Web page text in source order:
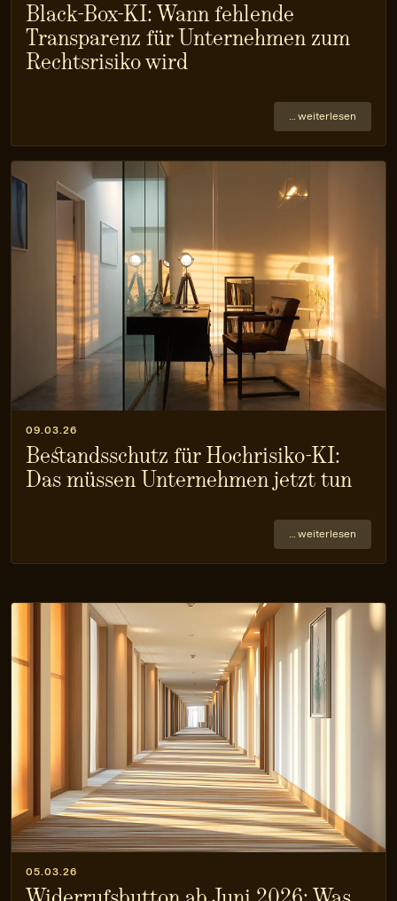
Black-Box-KI: Wann fehlende
Transparenz für Unternehmen zum
Rechtsrisiko wird
… weiterlesen
09.03.26
Bestandsschutz für Hochrisiko‑KI:
Das müssen Unternehmen jetzt tun
… weiterlesen
05.03.26